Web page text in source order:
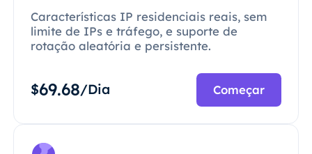
Características IP residenciais reais, sem
limite de IPs e tráfego, e suporte de
rotação aleatória e persistente.
$69.68/Dia Começar